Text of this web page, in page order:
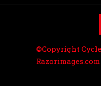
©Copyright
Razorimages.com